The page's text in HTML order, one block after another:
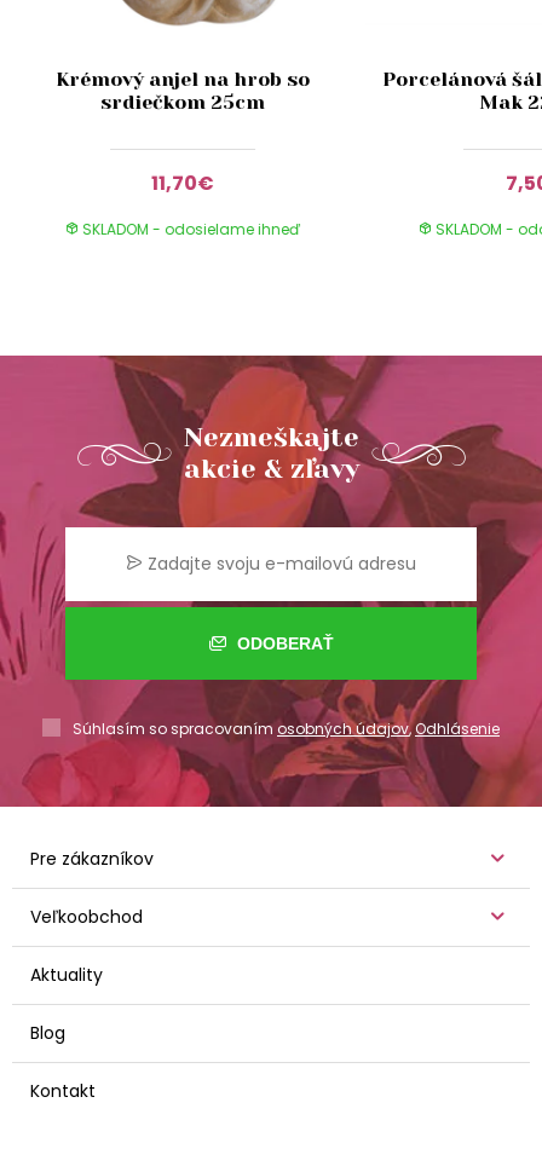
Krémový anjel na hrob so
srdiečkom 25cm
11,70€
SKLADOM - odosielame ihneď
Porcelánová
Mak
SKLADOM -
Nezmeškajte
akcie & zľavy
ODOBERAŤ
Súhlasím so spracovaním osobných údajov,Odhlásenie
Pre zákazníkov
Veľkoobchod
Aktuality
Blog
Kontakt